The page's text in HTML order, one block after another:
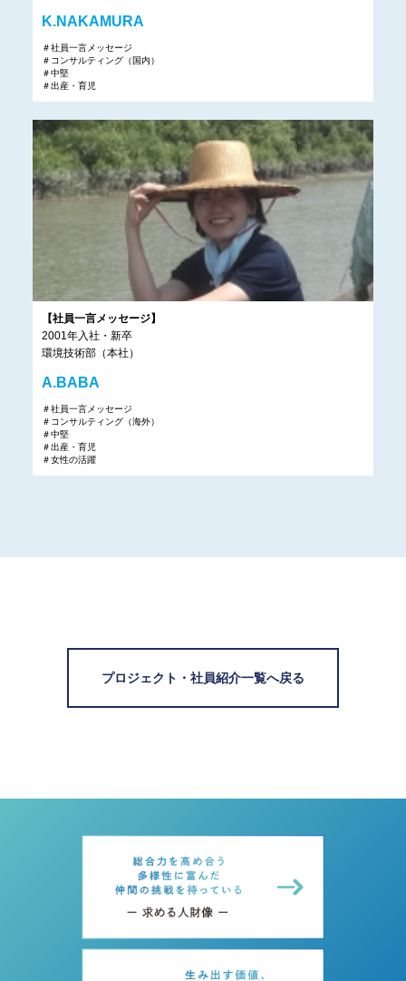
K.NAKAMURA
＃社員一言メッセージ
＃コンサルティング（国内）
＃中堅
＃出産・育児
【社員一言メッセージ】
2001年入社・新卒
環境技術部（本社）
A.BABA
＃社員一言メッセージ
＃コンサルティング（海外）
＃中堅
＃出産・育児
＃女性の活躍
プロジェクト・社員紹介一覧へ戻る